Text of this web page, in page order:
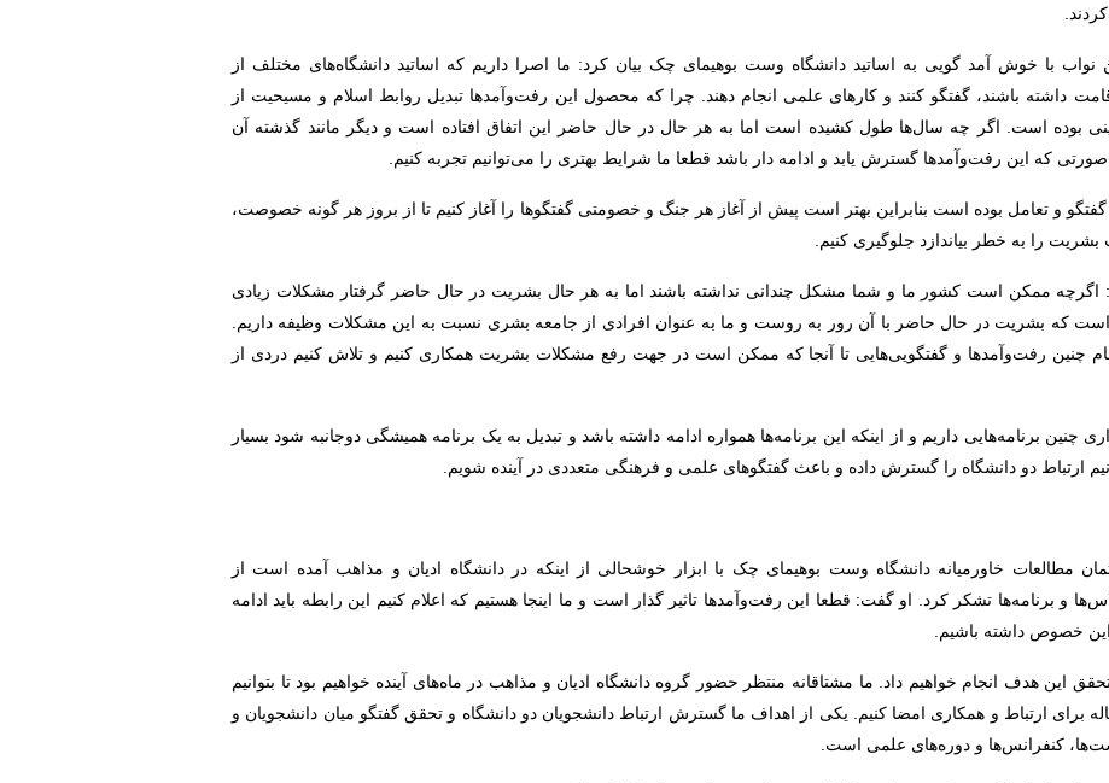
نواب با خوش آمد گویی به اساتید دانشگاه وست بوهیمای چک بیان کرد: ما اصرا داریم که اساتید دانشگاه‌های مختلف از
داشته باشند، گفتگو کنند و کارهای علمی انجام دهند. چرا که محصول این رفت‌وآمدها تبدیل روابط اسلام و مسیحیت از
بوده است. اگر چه سال‌ها طول کشیده است اما به هر حال در حال حاضر این اتفاق افتاده است و دیگر مانند گذشته آن
که این رفت‌وآمدها گسترش یابد و ادامه دار باشد قطعا ما شرایط بهتری را می‌توانیم تجربه کنیم.
و تعامل بوده است بنابراین بهتر است پیش از آغاز هر جنگ و خصومتی گفتگوها را آغاز کنیم تا از بروز هر گونه خصوصت،
را به خطر بیاندازد جلوگیری کنیم.
اگرچه ممکن است کشور ما و شما مشکل چندانی نداشته باشند اما به هر حال بشریت در حال حاضر گرفتار مشکلات زیادی
که بشریت در حال حاضر با آن رور به روست و ما به عنوان افرادی از جامعه بشری نسبت به این مشکلات وظیفه داریم.
چنین رفت‌وآمدها و گفتگویی‌هایی تا آنجا که ممکن است در جهت رفع مشکلات بشریت همکاری کنیم و تلاش کنیم دردی از
برنامه‌هایی داریم و از اینکه این برنامه‌ها همواره ادامه داشته باشد و تبدیل به یک برنامه همیشگی دوجانبه شود بسیار
ارتباط دو دانشگاه را گسترش داده و باعث گفتگوهای علمی و فرهنگی متعددی در آینده شویم.
مطالعات خاورمیانه دانشگاه وست بوهیمای چک با ابزار خوشحالی از اینکه در دانشگاه ادیان و مذاهب آمده است از
و برنامه‌ها تشکر کرد. او گفت: قطعا این رفت‌وآمدها تاثیر گذار است و ما اینجا هستیم که اعلام کنیم این رابطه باید ادامه
این خصوص داشته باشیم.
این هدف انجام خواهیم داد. ما مشتاقانه منتظر حضور گروه دانشگاه ادیان و مذاهب در ماه‌های آینده خواهیم بود تا بتوانیم
برای ارتباط و همکاری امضا کنیم. یکی از اهداف ما گسترش ارتباط دانشجویان دو دانشگاه و تحقق گفتگو میان دانشجویان و
کنفرانس‌ها و دوره‌های علمی است.